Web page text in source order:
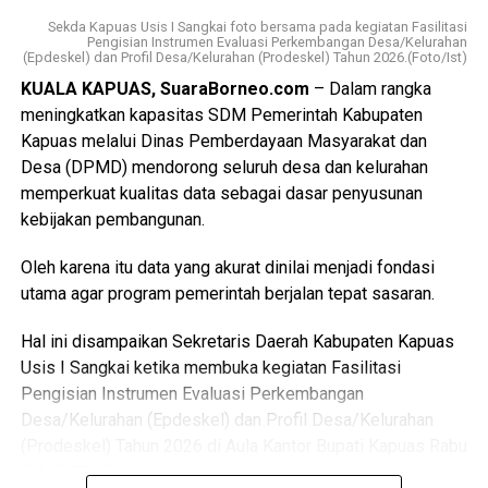
Kasat Narkoba melanjutkan dalam kegiatan melakukan
Koordinasi Lomba Yel-Yel Anti Narkoba di tingkat RT di
Kelurahan Selat Utara dalam rangka memperingati HUT RI.
“Selama kegiatan berlangsung dalam keadaan aman
kondusif warga antusias mendukung program dan
dokumen terlampir,” ujarnya. (Ujg/SB)
Views: 30
Bagikan ke
WhatsApp 0 Facebook 0
Messenger 0 Twitter/X 0
Sekda Kapuas Usis I Sangkai foto bersama pada kegiatan Fasilitasi
Pengisian Instrumen Evaluasi Perkembangan Desa/Kelurahan
(Epdeskel) dan Profil Desa/Kelurahan (Prodeskel) Tahun 2026.(Foto/Ist)
KUALA KAPUAS, SuaraBorneo.com – Dalam rangka
meningkatkan kapasitas SDM Pemerintah Kabupaten
Kapuas melalui Dinas Pemberdayaan Masyarakat dan
Desa (DPMD) mendorong seluruh desa dan kelurahan
memperkuat kualitas data sebagai dasar penyusunan
kebijakan pembangunan.
Oleh karena itu data yang akurat dinilai menjadi fondasi
utama agar program pemerintah berjalan tepat sasaran.
Hal ini disampaikan Sekretaris Daerah Kabupaten Kapuas
Usis I Sangkai ketika membuka kegiatan Fasilitasi
Pengisian Instrumen Evaluasi Perkembangan
Desa/Kelurahan (Epdeskel) dan Profil Desa/Kelurahan
(29/7/2026).